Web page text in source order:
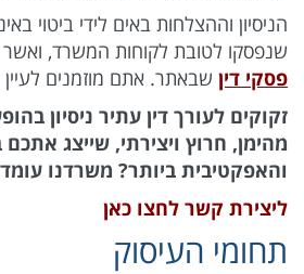
הניסיון וההצלחות באים לידי ביטוי
שנפסקו לטובת לקוחות המשרד, ואשר
פסקי דין שבאתר. אתם מוזמנים
זקוקים לעורך דין עתיר ניסיון
מהימן, חרוץ ויצירתי, שייצג
והאפקטיבית ביותר? משרדנו
ליצירת קשר לחצו כאן
תחומי העיסוק